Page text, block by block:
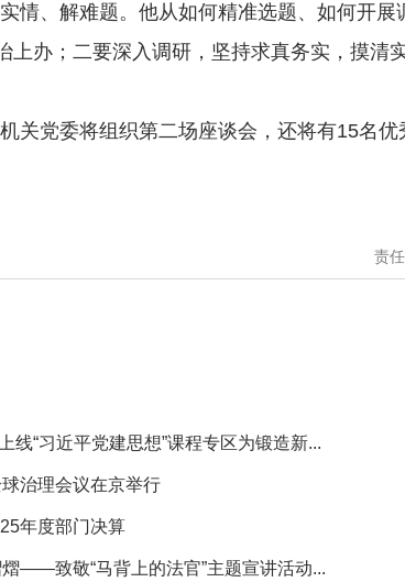
、解难题。他从如何精准选题、如何开展
上办；二要深入调研，坚持求真务实，摸清
党委将组织第二场座谈会，还将有15名优
责
线“习近平党建思想”课程专区为锻造新...
治理会议在京举行
年度部门决算
——致敬“马背上的法官”主题宣讲活动...